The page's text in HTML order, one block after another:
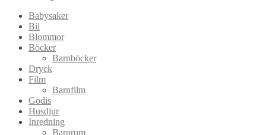
Babysaker
Bil
Blommor
Böcker
Barnböcker
Dryck
Film
Barnfilm
Godis
Husdjur
Inredning
Barnrum